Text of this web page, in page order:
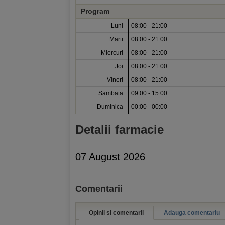
Program
Luni
08:00 - 21:00
Marti
08:00 - 21:00
Miercuri
08:00 - 21:00
Joi
08:00 - 21:00
Vineri
08:00 - 21:00
Sambata
09:00 - 15:00
Duminica
00:00 - 00:00
Detalii farmacie
07 August 2026
Comentarii
Opinii si comentarii Adauga comentariu